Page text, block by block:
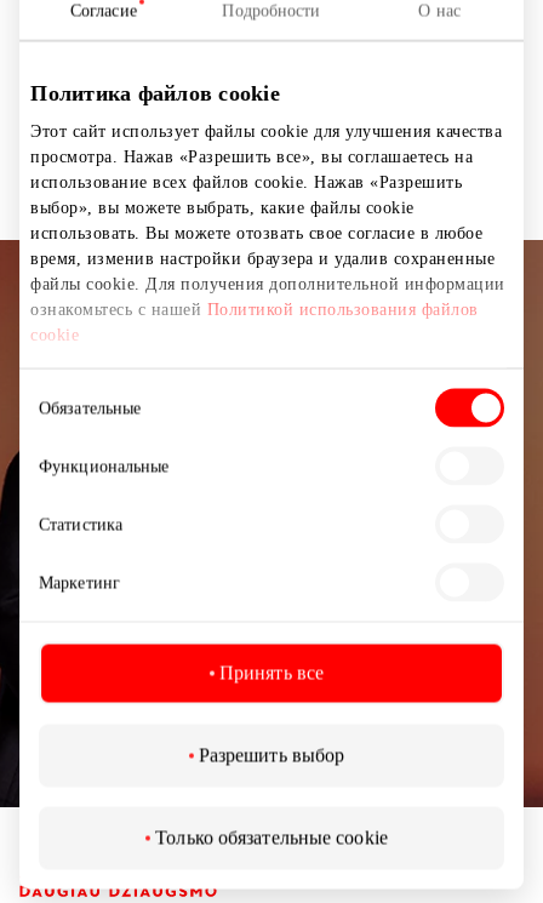
Согласие Подробности О нас
Политика файлов cookie
Этот сайт использует файлы cookie для улучшения качества
просмотра. Нажав «Разрешить все», вы соглашаетесь на
использование всех файлов cookie. Нажав «Разрешить
выбор», вы можете выбрать, какие файлы cookie
использовать. Вы можете отозвать свое согласие в любое
время, изменив настройки браузера и удалив сохраненные
файлы cookie. Для получения дополнительной информации
ознакомьтесь с нашей Политикой использования файлов
cookie
согласия
Обязательные
Функциональные
Статистика
Маркетинг
Принять все
Разрешить выбор
Только обязательные cookie
Показать на карте
Товары для дома и электроника
Подписывайтесь на рассылку
Узнайте первыми о лучших предложениях,
мероприятиях и самой свежей информации от
торгового центра AKROPOLIS.
Подписаться
что вам исполнилось 13 лет.